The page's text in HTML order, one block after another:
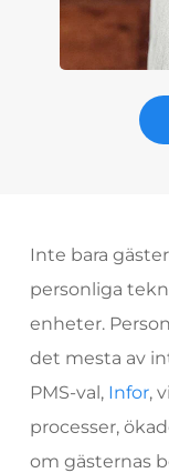
Inte bara
personliga
enheter.
det mesta av
PMS-val, Infor,
processer,
om gästernas